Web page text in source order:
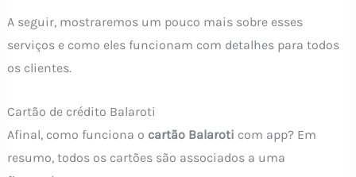
A seguir, mostraremos um pouco mais sobre esses
serviços e como eles funcionam com detalhes para todos
os clientes.
Cartão de crédito Balaroti
Afinal, como funciona o cartão Balaroti com app? Em
resumo, todos os cartões são associados a uma